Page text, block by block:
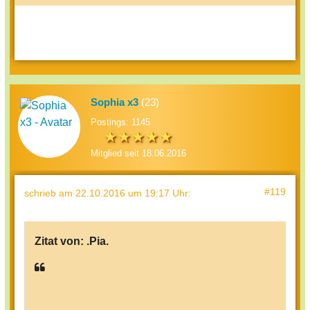
Sophia x3 (23)
Postings: 1145
Mitglied seit 18.06.2016
schrieb am 22.10.2016 um 19:17 Uhr: #119
Zitat von: .Pia.